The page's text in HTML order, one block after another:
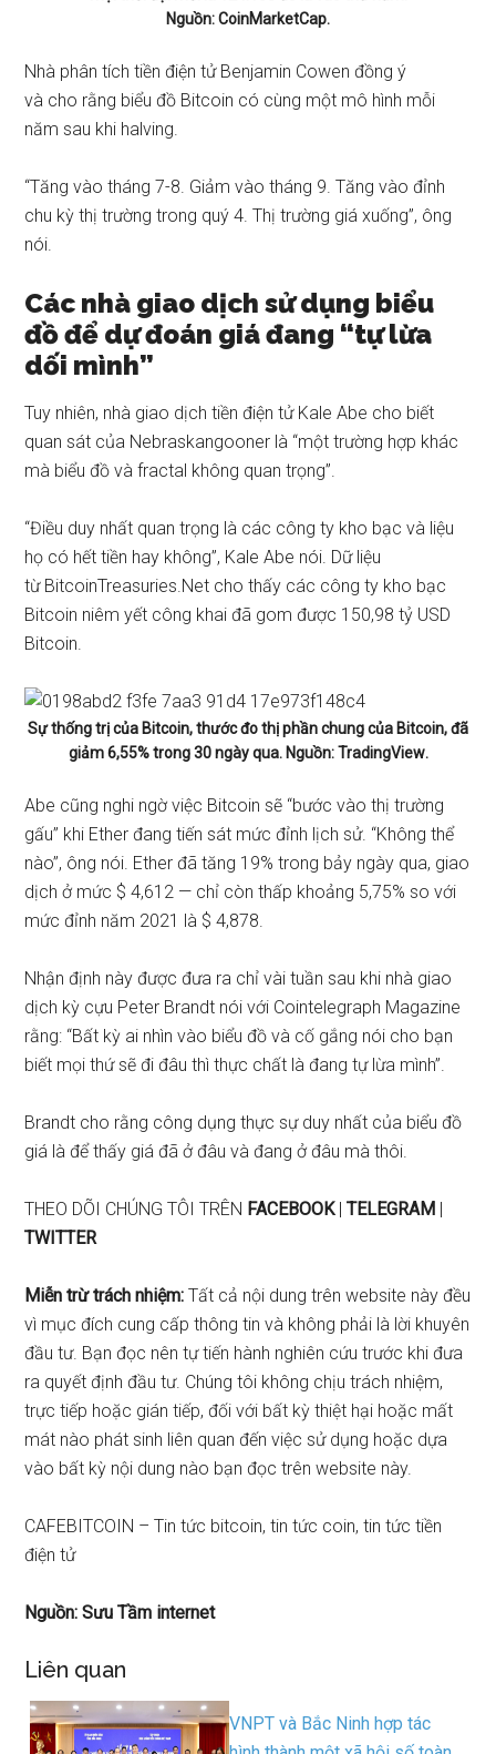
Nguồn:CoinMarketCap.
Nhà phân tích tiền điện tử Benjamin Cowen đồng ý
và cho rằng biểu đồ Bitcoin có cùng một mô hình mỗi
năm sau khi halving.
“Tăng vào tháng 7-8. Giảm vào tháng 9. Tăng vào đỉnh
chu kỳ thị trường trong quý 4. Thị trường giá xuống”, ông
nói.
Các nhà giao dịch sử dụng biểu
đồ để dự đoán giá đang “tự lừa
dối mình”
Tuy nhiên, nhà giao dịch tiền điện tử Kale Abe cho biết
quan sát của Nebraskangooner là “một trường hợp khác
mà biểu đồ và fractal không quan trọng”.
“Điều duy nhất quan trọng là các công ty kho bạc và liệu
họ có hết tiền hay không”, Kale Abe nói. Dữ liệu
từ BitcoinTreasuries.Net cho thấy các công ty kho bạc
Bitcoin niêm yết công khai đã gom được 150,98 tỷ USD
Bitcoin.
Sự thống trị của Bitcoin, thước đo thị phần chung của Bitcoin, đã
giảm 6,55% trong 30 ngày qua. Nguồn:TradingView.
Abe cũng nghi ngờ việc Bitcoin sẽ “bước vào thị trường
gấu” khi Ether đang tiến sát mức đỉnh lịch sử. “Không thể
nào”, ông nói. Ether đã tăng 19% trong bảy ngày qua, giao
dịch ở mức $ 4,612 — chỉ còn thấp khoảng 5,75% so với
mức đỉnh năm 2021 là $ 4,878.
Nhận định này được đưa ra chỉ vài tuần sau khi nhà giao
dịch kỳ cựu Peter Brandt nói với Cointelegraph Magazine
rằng: “Bất kỳ ai nhìn vào biểu đồ và cố gắng nói cho bạn
biết mọi thứ sẽ đi đâu thì thực chất là đang tự lừa mình”.
Brandt cho rằng công dụng thực sự duy nhất của biểu đồ
giá là để thấy giá đã ở đâu và đang ở đâu mà thôi.
THEO DÕI CHÚNG TÔI TRÊN FACEBOOK|TELEGRAM |
TWITTER
Miễn trừ trách nhiệm: Tất cả nội dung trên website này đều
vì mục đích cung cấp thông tin và không phải là lời khuyên
đầu tư. Bạn đọc nên tự tiến hành nghiên cứu trước khi đưa
ra quyết định đầu tư. Chúng tôi không chịu trách nhiệm,
trực tiếp hoặc gián tiếp, đối với bất kỳ thiệt hại hoặc mất
mát nào phát sinh liên quan đến việc sử dụng hoặc dựa
vào bất kỳ nội dung nào bạn đọc trên website này.
CAFEBITCOIN – Tin tức bitcoin, tin tức coin, tin tức tiền
điện tử
Nguồn: Sưu Tầm internet
Liên quan
VNPT và Bắc Ninh hợp tác